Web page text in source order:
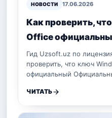
НОВОСТИ 17.06.2026
Как проверить,
Office
Гид Uzsoft.uz по
проверить, что ключ
официальный
ЧИТАТЬ